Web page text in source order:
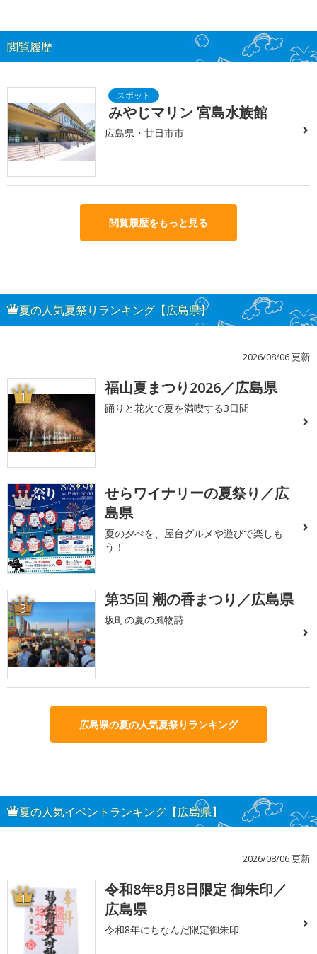
閲覧履歴
みやじマリン 宮島水族館
広島県・廿日市市
閲覧履歴をもっと見る
夏の人気夏祭りランキング【広島県】
2026/08/06 更新
1 福山夏まつり2026／広島県
踊りと花火で夏を満喫する3日間
2
せらワイナリーの夏祭り／広
島県
夏の夕べを、屋台グルメや遊びで楽しも
う！
3 第35回 潮の香まつり／広島県
坂町の夏の風物詩
広島県の夏の人気夏祭りランキング
夏の人気イベントランキング【広島県】
2026/08/06 更新
1
令和8年8月8日限定 御朱印／
広島県
令和8年にちなんだ限定御朱印